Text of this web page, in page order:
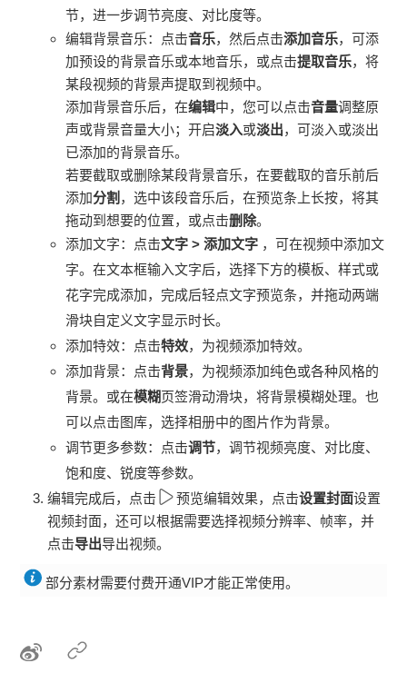
节，进一步调节亮度、对比度等。
编辑背景音乐：点击音乐，然后点击添加音乐，可添
加预设的背景音乐或本地音乐，或点击提取音乐，将
某段视频的背景声提取到视频中。
添加背景音乐后，在编辑中，您可以点击音量调整原
声或背景音量大小；开启淡入或淡出，可淡入或淡出
已添加的背景音乐。
若要截取或删除某段背景音乐，在要截取的音乐前后
添加分割 ，选中该段音乐后，在预览条上长按，将其
拖动到想要的位置，或点击删除。
添加文字：点击文字 >添加文字 ，可在视频中添加文
字。在文本框输入文字后，选择下方的模板、样式或
花字完成添加，完成后轻点文字预览条，并拖动两端
滑块自定义文字显示时长。
添加特效：点击特效，为视频添加特效。
添加背景：点击背景，为视频添加纯色或各种风格的
背景。或在模糊页签滑动滑块，将背景模糊处理。也
可以点击图库，选择相册中的图片作为背景。
调节更多参数：点击调节，调节视频亮度、对比度、
饱和度、锐度等参数。
编辑完成后，点击
预览编辑效果，点击设置封面设置
视频封面，还可以根据需要选择视频分辨率、帧率，并
点击导出导出视频。
部分素材需要付费开通VIP才能正常使用。